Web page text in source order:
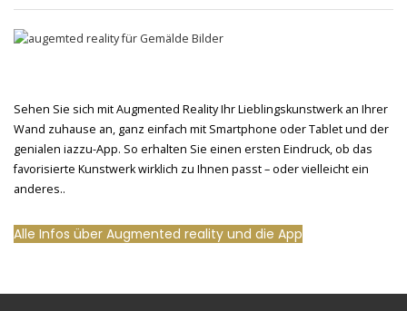
Sehen Sie sich mit Augmented Reality Ihr Lieblingskunstwerk an Ihrer
Wand zuhause an, ganz einfach mit Smartphone oder Tablet und der
genialen iazzu-App. So erhalten Sie einen ersten Eindruck, ob das
favorisierte Kunstwerk wirklich zu Ihnen passt – oder vielleicht ein
anderes..
Alle Infos über Augmented reality und die App